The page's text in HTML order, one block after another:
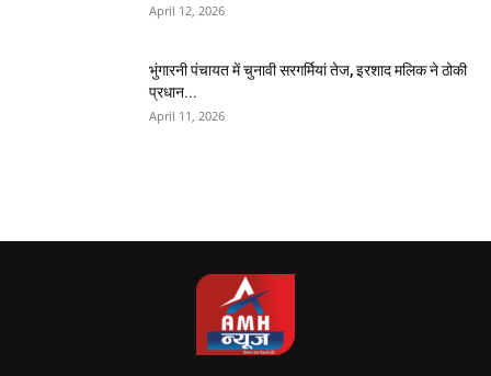
April 12, 2026
भुंगारनी पंचायत में चुनावी सरगर्मियां तेज, इरशाद मलिक ने ठोकी
प्रधान...
April 11, 2026